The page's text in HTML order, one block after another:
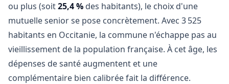
ou plus (soit25,4 % des habitants), le choix d'une
mutuelle senior se pose concrètement. Avec 3 525
habitants en Occitanie, la commune n'échappe pas au
vieillissement de la population française. À cet âge, les
dépenses de santé augmentent et une
complémentaire bien calibrée fait la différence.